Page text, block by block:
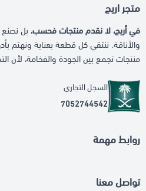
متجر اريج
في أريج، لا نقدم منتجات فحسب، بل
والأناقة. ننتقي كل قطعة بعناية ونهتم
منتجات تجمع بين الجودة والفخامة، لأن
السجل التجاري
7052744542
روابط مهمة
تواصل معنا